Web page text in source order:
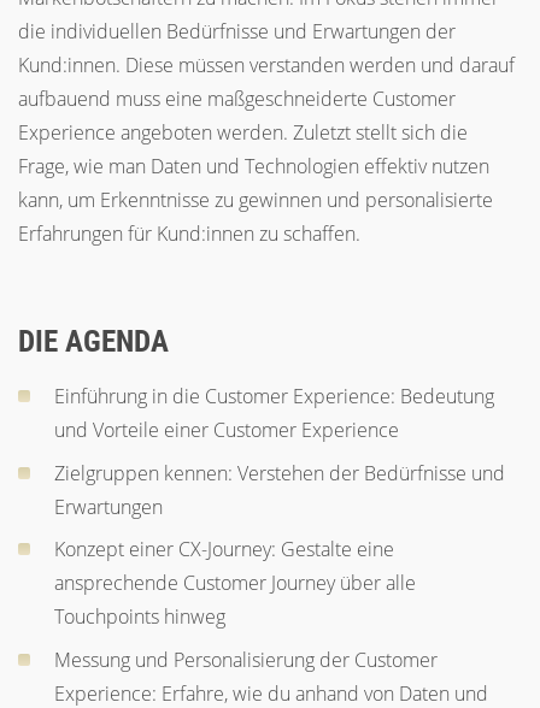
die individuellen Bedürfnisse und Erwartungen der
Kund:innen. Diese müssen verstanden werden und darauf
aufbauend muss eine maßgeschneiderte Customer
Experience angeboten werden. Zuletzt stellt sich die
Frage, wie man Daten und Technologien effektiv nutzen
kann, um Erkenntnisse zu gewinnen und personalisierte
Erfahrungen für Kund:innen zu schaffen.
DIE AGENDA
Einführung in die Customer Experience: Bedeutung
und Vorteile einer Customer Experience
Zielgruppen kennen: Verstehen der Bedürfnisse und
Erwartungen
Konzept einer CX-Journey: Gestalte eine
ansprechende Customer Journey über alle
Touchpoints hinweg
Messung und Personalisierung der Customer
Experience: Erfahre, wie du anhand von Daten und